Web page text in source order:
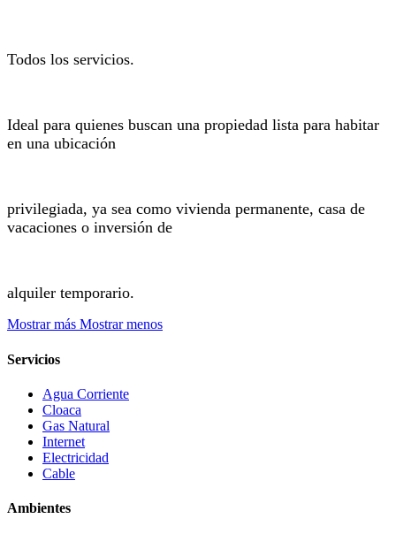
Todos los servicios.
Ideal para quienes buscan una propiedad lista para habitar
en una ubicación
privilegiada, ya sea como vivienda permanente, casa de
vacaciones o inversión de
alquiler temporario.
Mostrar más Mostrar menos
Servicios
Agua Corriente
Cloaca
Gas Natural
Internet
Electricidad
Cable
Ambientes